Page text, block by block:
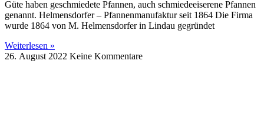
Güte haben geschmiedete Pfannen, auch schmiedeeiserene Pfannen
genannt. Helmensdorfer – Pfannenmanufaktur seit 1864 Die Firma
wurde 1864 von M. Helmensdorfer in Lindau gegründet
Weiterlesen »
26. August 2022 Keine Kommentare